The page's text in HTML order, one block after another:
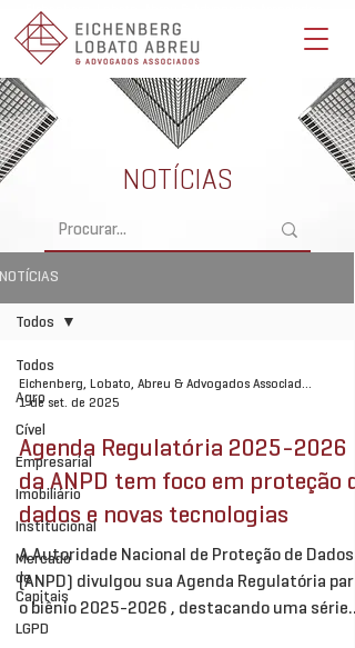
Eichenberg, Lobato, Abreu & Advogados Associados -
Advocacia Full Service
NOTÍCIAS
Todos
Agro
Cível
Empresarial
Imobiliário
Institucional
Mercado
de
Capitais
LGPD
Todos
Eichenberg, Lobato, Abreu & Advogados Associados
1 de set. de 2025
Agenda Regulatória 2025-2026
da ANPD tem foco em proteção
dados e novas tecnologias
A Autoridade Nacional de Proteção de Dados
(ANPD) divulgou sua Agenda Regulatória para
o biênio 2025-2026 , destacando uma série
de...
NOTÍCIAS